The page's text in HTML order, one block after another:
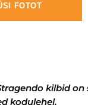
FOTOT
kilbid
kodulehel.